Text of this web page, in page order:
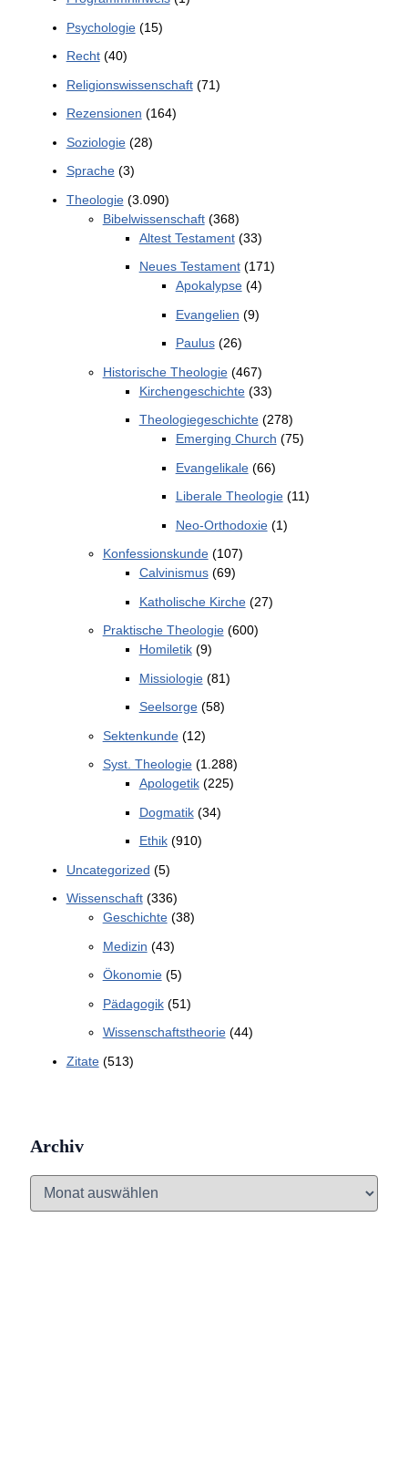
Psychologie(15)
Recht(40)
Religionswissenschaft(71)
Rezensionen (164)
Soziologie(28)
Sprache(3)
Theologie(3.090)
Bibelwissenschaft(368)
Altest Testament(33)
Neues Testament(171)
Apokalypse(4)
Evangelien (9)
Paulus(26)
Historische Theologie(467)
Kirchengeschichte(33)
Theologiegeschichte(278)
Emerging Church (75)
Evangelikale(66)
Liberale Theologie(11)
Neo-Orthodoxie(1)
Konfessionskunde(107)
Calvinismus(69)
Katholische Kirche(27)
Praktische Theologie(600)
Homiletik(9)
Missiologie(81)
Seelsorge(58)
Sektenkunde(12)
Syst. Theologie(1.288)
Apologetik(225)
Dogmatik(34)
Ethik(910)
Uncategorized (5)
Wissenschaft(336)
Geschichte(38)
Medizin (43)
Ökonomie(5)
Pädagogik(51)
Wissenschaftstheorie(44)
Zitate(513)
Archiv